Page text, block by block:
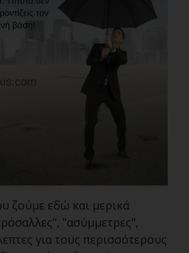
ζούμε εδώ και μερικά
"ασύμμετρες",
για τους περισσότερους